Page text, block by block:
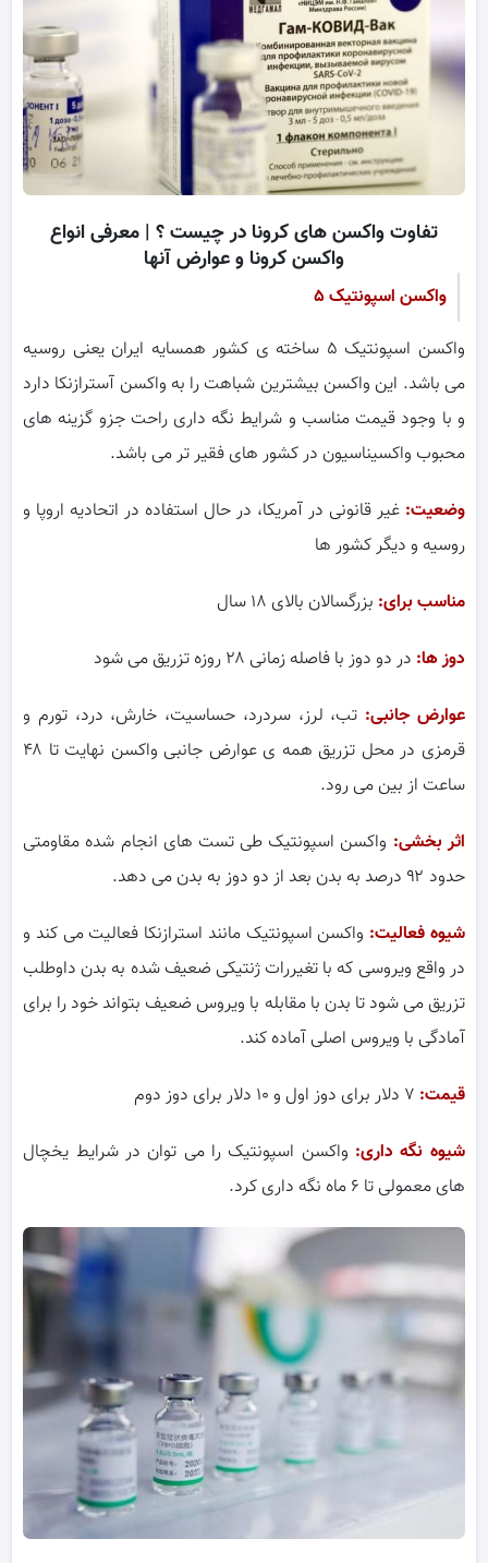
تفاوت واکسن های کرونا در چیست ؟ | معرفی انواع
واکسن کرونا و عوارض آنها
واکسن اسپونتیک ۵
واکسن اسپونتیک ۵ ساخته ی کشور همسایه ایران یعنی روسیه
می باشد. این واکسن بیشترین شباهت را به واکسن آسترازنکا دارد
و با وجود قیمت مناسب و شرایط نگه داری راحت جزو گزینه های
محبوب واکسیناسیون در کشور های فقیر تر می باشد.
وضعیت:غیر قانونی در آمریکا، در حال استفاده در اتحادیه اروپا و
روسیه و دیگر کشور ها
مناسب برای: بزرگسالان بالای ۱۸ سال
دوز ها: در دو دوز با فاصله زمانی ۲۸ روزه تزریق می شود
عوارض جانبی: تب، لرز، سردرد، حساسیت، خارش، درد، تورم و
قرمزی در محل تزریق همه ی عوارض جانبی واکسن نهایت تا ۴۸
ساعت از بین می رود.
اثر بخشی: واکسن اسپونتیک طی تست های انجام شده مقاومتی
حدود ۹۲ درصد به بدن بعد از دو دوز به بدن می دهد.
شیوه فعالیت: واکسن اسپونتیک مانند استرازنکا فعالیت می کند و
در واقع ویروسی که با تغیررات ژنتیکی ضعیف شده به بدن داوطلب
تزریق می شود تا بدن با مقابله با ویروس ضعیف بتواند خود را برای
آمادگی با ویروس اصلی آماده کند.
قیمت: ۷ دلار برای دوز اول و ۱۰ دلار برای دوز دوم
شیوه نگه داری: واکسن اسپونتیک را می توان در شرایط یخچال
های معمولی تا ۶ ماه نگه داری کرد.